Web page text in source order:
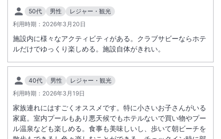
ーシーズン」・「コーラルシービュー」・「アンビルハウス」・
「彩」・「海風」・「ロイズ」も全面禁煙となります。
３～５歳までの幼児のお客様につきましては、宿泊料金を現地でお支払
いいただきます。
ご予約の際には、０～５歳までのお子様の人数、年齢を施設へお知らせ
ください。
50代 男性
レジャー・観光
利用時期： 2026年3月20日
施設内に様々なアクティビティがある。クラブサビーならホテ
ルだけでゆっくり楽しめる。施設自体がきれい。
40代 男性
レジャー・観光
利用時期： 2026年3月19日
家族連れにはすごくオススメです。特に小さいお子さんがいる
家庭。室内プールもあり悪天候でもホテルないで買い物やプー
ル温泉なども楽しめる。食事も美味しいし、歩いて朝ビーチを